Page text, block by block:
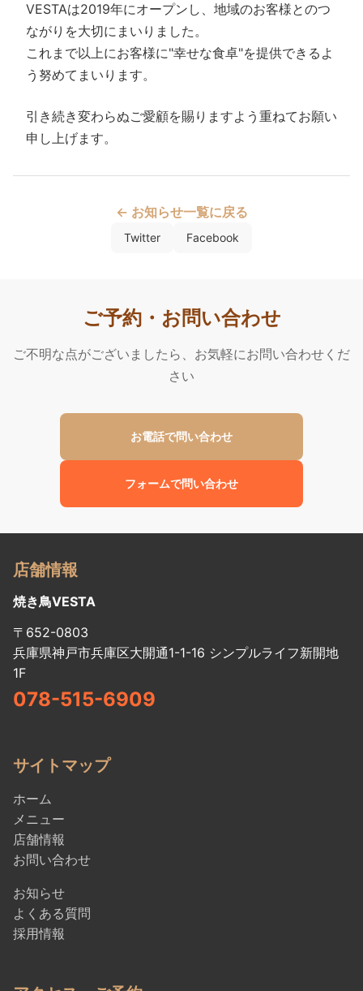
VESTAは2019年にオープンし、地域のお客様とのつ
ながりを大切にまいりました。
これまで以上にお客様に"幸せな食卓"を提供できるよ
う努めてまいります。
引き続き変わらぬご愛顧を賜りますよう重ねてお願い
申し上げます。
← お知らせ一覧に戻る
Twitter Facebook
ご予約・お問い合わせ
ご不明な点がございましたら、お気軽にお問い合わせくだ
さい
お電話で問い合わせ
フォームで問い合わせ
店舗情報
焼き鳥VESTA
〒652-0803
兵庫県神戸市兵庫区大開通1-1-16 シンプルライフ新開地
1F
078-515-6909
サイトマップ
ホーム
メニュー
店舗情報
お問い合わせ
お知らせ
よくある質問
採用情報